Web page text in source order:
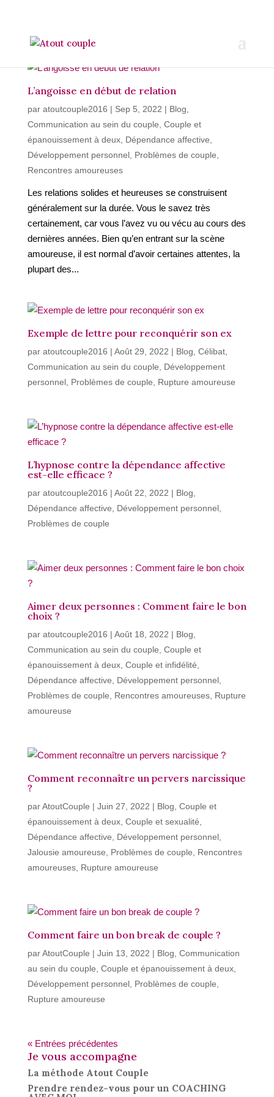
L’angoisse en début de relation
par atoutcouple2016 | Sep 5, 2022 | Blog
Communication au sein du couple Couple et
épanouissement à deux, Dépendance affective
Développement personnel, Problèmes de couple
Rencontres amoureuses
Les relations solides et heureuses se construisent
généralement sur la durée. Vous le savez très
certainement, car vous l’avez vu ou vécu au cours des
dernières années. Bien qu’en entrant sur la scène
amoureuse, il est normal d’avoir certaines attentes, la
plupart des...
Exemple de lettre pour reconquérir son ex
par atoutcouple2016 | Août 29, 2022 | Blog Célibat,
Communication au sein du couple
Développement
personnel, Problèmes de couple Rupture amoureuse
L’hypnose contre la dépendance affective
est-elle efficace ?
par atoutcouple2016 | Août 22, 2022 | Blog
Dépendance affective
Développement personnel,
Problèmes de couple
Aimer deux personnes : Comment faire le bon
choix ?
par atoutcouple2016 | Août 18, 2022 | Blog
Communication au sein du couple Couple et
épanouissement à deux, Couple et infidélité
Dépendance affective
Développement personnel,
Problèmes de couple
Rencontres amoureuses, Rupture
amoureuse
Comment reconnaître un pervers narcissique
?
parAtoutCouple | Juin 27, 2022 | Blog Couple et
épanouissement à deux, Couple et sexualité
Dépendance affective
Développement personnel,
Jalousie amoureuse
Problèmes de couple
Rencontres
amoureuses, Rupture amoureuse
Comment faire un bon break de couple ?
parAtoutCouple | Juin 13, 2022 | Blog Communication
au sein du couple Couple et épanouissement à deux,
Développement personnel, Problèmes de couple
Rupture amoureuse
« Entrées précédentes
Je vous accompagne
La méthode Atout Couple
Prendre rendez-vous pour un COACHING